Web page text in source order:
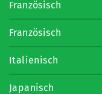
Französisch
Französisch
Italienisch
Japanisch